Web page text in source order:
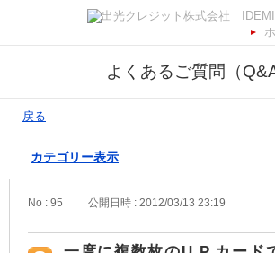
よくあるご質問（Q&A
戻る
カテゴリー表示
No : 95 公開日時 : 2012/03/13 23:19